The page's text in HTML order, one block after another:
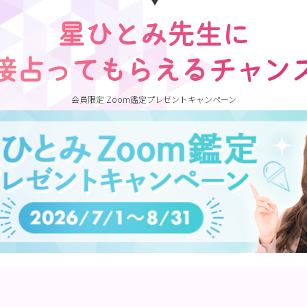
星ひとみ先生に
占ってもらえるチャン
会員限定 Zoom鑑定プレゼントキャンペーン